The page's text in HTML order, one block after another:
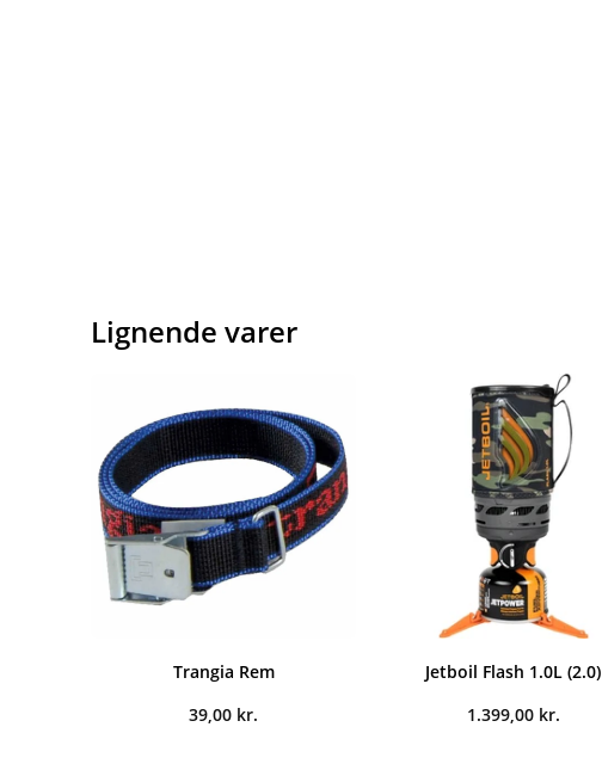
Lignende varer
Trangia Rem
39,00 kr.
Jetboil Flash 1.0L (2.0)
1.399,00 kr.